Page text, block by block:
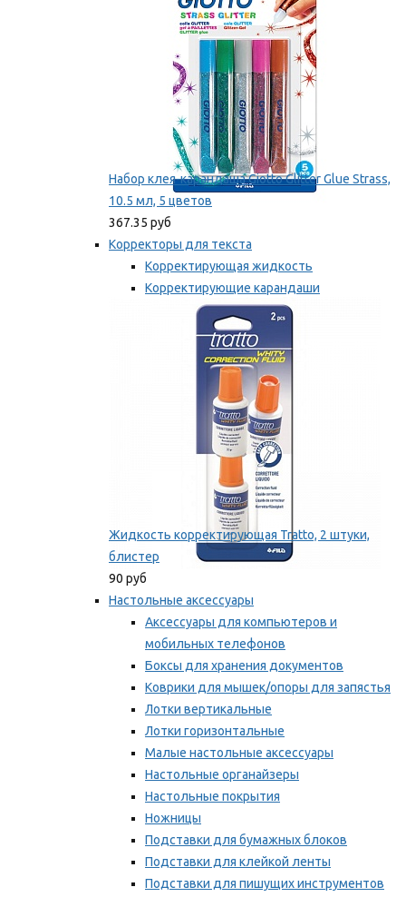
Набор клея-карандаша Giotto Glitter Glue Strass,
10.5 мл, 5 цветов
367.35 руб
Корректоры для текста
Корректирующая жидкость
Корректирующие карандаши
Корректирующие ленты
Мы рекомендуем
Жидкость корректирующая Tratto, 2 штуки,
блистер
90 руб
Настольные аксессуары
Аксессуары для компьютеров и
мобильных телефонов
Боксы для хранения документов
Коврики для мышек/опоры для запястья
Лотки вертикальные
Лотки горизонтальные
Малые настольные аксессуары
Настольные органайзеры
Настольные покрытия
Ножницы
Подставки для бумажных блоков
Подставки для клейкой ленты
Подставки для пишущих инструментов